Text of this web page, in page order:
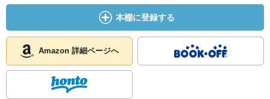
本棚に登録する
Amazon 詳細ページへ